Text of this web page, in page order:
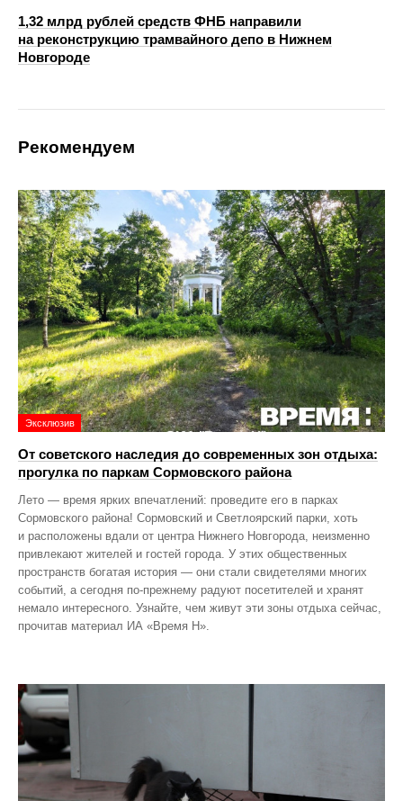
1,32 млрд рублей средств ФНБ направили
на реконструкцию трамвайного депо в Нижнем
Новгороде
Рекомендуем
Эксклюзив
От советского наследия до современных зон отдыха:
прогулка по паркам Сормовского района
Лето — время ярких впечатлений: проведите его в парках
Сормовского района! Сормовский и Светлоярский парки, хоть
и расположены вдали от центра Нижнего Новгорода, неизменно
привлекают жителей и гостей города. У этих общественных
пространств богатая история — они стали свидетелями многих
событий, а сегодня по‑прежнему радуют посетителей и хранят
немало интересного. Узнайте, чем живут эти зоны отдыха сейчас,
прочитав материал ИА «Время Н».